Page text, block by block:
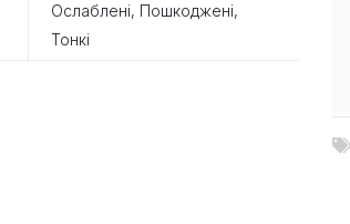
Ослаблені, Пошкоджені,
Тонкі